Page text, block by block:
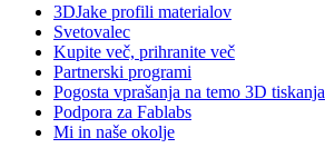
3DJake profili materialov
Svetovalec
Kupite več, prihranite več
Partnerski programi
Pogosta vprašanja na temo 3D tiskanja
Podpora za Fablabs
Mi in naše okolje